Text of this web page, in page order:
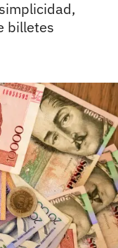
billetes